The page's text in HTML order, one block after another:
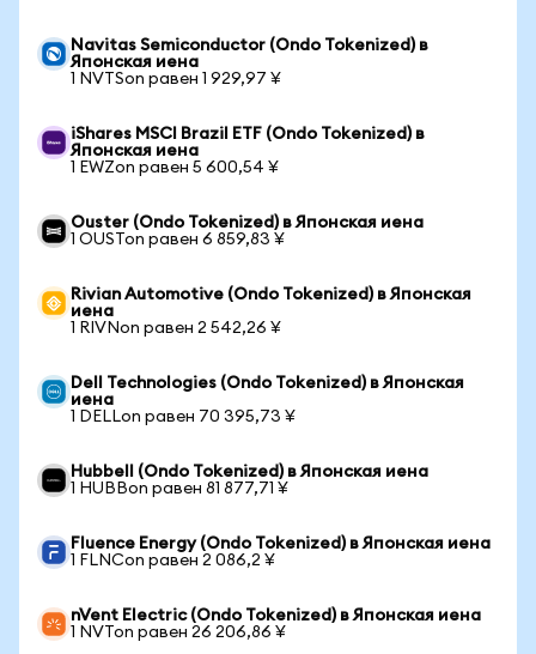
Navitas Semiconductor (Ondo Tokenized) в
Японская иена
1 NVTSon равен 1 929,97 ¥
iShares MSCI Brazil ETF (Ondo Tokenized) в
Японская иена
1 EWZon равен 5 600,54 ¥
Ouster (Ondo Tokenized) в Японская иена
1 OUSTon равен 6 859,83 ¥
Rivian Automotive (Ondo Tokenized) в Японская
иена
1 RIVNon равен 2 542,26 ¥
Dell Technologies (Ondo Tokenized) в Японская
иена
1 DELLon равен 70 395,73 ¥
Hubbell (Ondo Tokenized) в Японская иена
1 HUBBon равен 81 877,71 ¥
Fluence Energy (Ondo Tokenized) в Японская иена
1 FLNCon равен 2 086,2 ¥
nVent Electric (Ondo Tokenized) в Японская иена
1 NVTon равен 26 206,86 ¥